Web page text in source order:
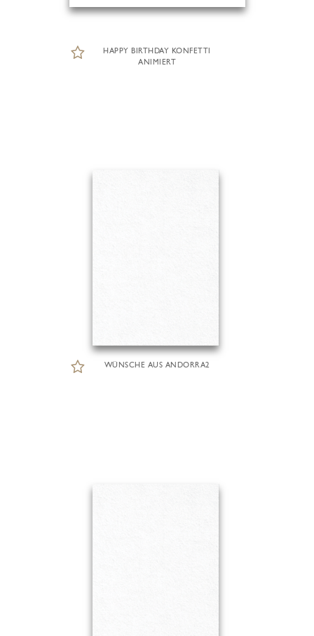
HAPPY BIRTHDAY KONFETTI
ANIMIERT
WÜNSCHE AUS ANDORRA2